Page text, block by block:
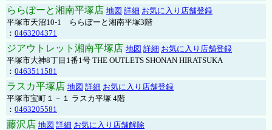
ららぽーと湘南平塚店 地図 詳細 お気に入り店舗登録
平塚市天沼10-1 ららぽーと湘南平塚3階
： 0463204371
ジアウトレット湘南平塚店 地図 詳細 お気に入り店舗登録
平塚市大神8丁目1番1号 THE OUTLETS SHONAN HIRATSUKA
： 0463511581
ラスカ平塚店 地図 詳細 お気に入り店舗登録
平塚市宝町１－１ ラスカ平塚 4階
： 0463205581
藤沢店 地図 詳細 お気に入り店舗解除